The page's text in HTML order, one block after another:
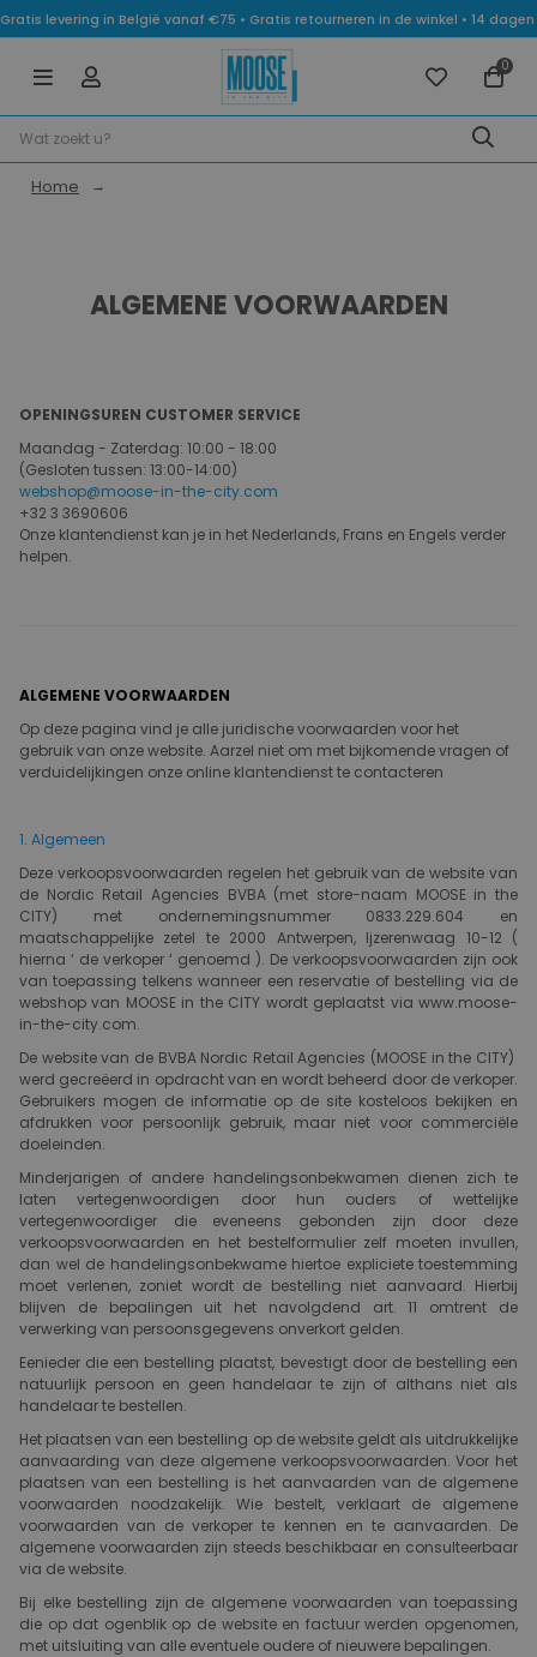
Gratis levering in België vanaf €75 • Gratis retourneren in de winkel • 14
0
Home
ALGEMENE VOORWAARDEN
OPENINGSUREN CUSTOMER SERVICE
Maandag - Zaterdag: 10:00 - 18:00
(Gesloten tussen: 13:00-14:00)
webshop@moose-in-the-city.com
+32 3 3690606
Onze klantendienst kan je in het Nederlands, Frans en Engels verder
helpen.
ALGEMENE VOORWAARDEN
Op deze pagina vind je alle juridische voorwaarden voor het
gebruik van onze website. Aarzel niet om met bijkomende vragen of
verduidelijkingen onze online klantendienst te contacteren​
1. Algemeen
Deze verkoopsvoorwaarden regelen het gebruik van de website van
de Nordic Retail Agencies BVBA (met store-naam MOOSE in the
CITY) met ondernemingsnummer 0833.229.604 en
maatschappelijke zetel te 2000 Antwerpen, Ijzerenwaag 10-12 (
hierna ‘ de verkoper ‘ genoemd ). De verkoopsvoorwaarden zijn ook
van toepassing telkens wanneer een reservatie of bestelling via de
webshop van MOOSE in the CITY wordt geplaatst via www.moose-
in-the-city.com.
De website van de BVBA Nordic Retail Agencies (MOOSE in the CITY)
werd gecreëerd in opdracht van en wordt beheerd door de verkoper.
Gebruikers mogen de informatie op de site kosteloos bekijken en
afdrukken voor persoonlijk gebruik, maar niet voor commerciële
doeleinden.
Minderjarigen of andere handelingsonbekwamen dienen zich te
laten vertegenwoordigen door hun ouders of wettelijke
vertegenwoordiger die eveneens gebonden zijn door deze
verkoopsvoorwaarden en het bestelformulier zelf moeten invullen,
dan wel de handelingsonbekwame hiertoe expliciete toestemming
moet verlenen, zoniet wordt de bestelling niet aanvaard. Hierbij
blijven de bepalingen uit het navolgdend art. 11 omtrent de
verwerking van persoonsgegevens onverkort gelden.
Eenieder die een bestelling plaatst, bevestigt door de bestelling een
natuurlijk persoon en geen handelaar te zijn of althans niet als
handelaar te bestellen.
Het plaatsen van een bestelling op de website geldt als uitdrukkelijke
aanvaarding van deze algemene verkoopsvoorwaarden. Voor het
plaatsen van een bestelling is het aanvaarden van de algemene
voorwaarden noodzakelijk. Wie bestelt, verklaart de algemene
voorwaarden van de verkoper te kennen en te aanvaarden. De
algemene voorwaarden zijn steeds beschikbaar en consulteerbaar
via de website.
Bij elke bestelling zijn de algemene voorwaarden van toepassing
die op dat ogenblik op de website en factuur werden opgenomen,
met uitsluiting van alle eventuele oudere of nieuwere bepalingen.